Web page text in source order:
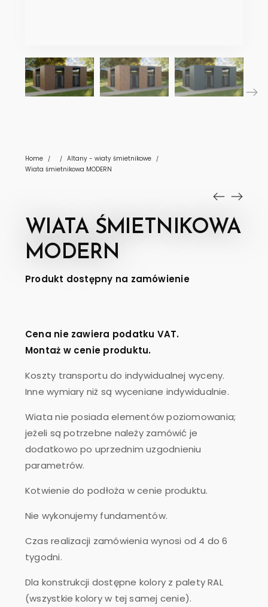
Home / / Altany - wiaty śmietnikowe /
Wiata śmietnikowa MODERN
WIATA ŚMIETNIKOWA
MODERN
Produkt dostępny na zamówienie
Cena nie zawiera podatku VAT.
Montaż w cenie produktu.
Koszty transportu do indywidualnej wyceny.
Inne wymiary niż są wyceniane indywidualnie.
Wiata nie posiada elementów poziomowania;
jeżeli są potrzebne należy zamówić je
dodatkowo po uprzednim uzgodnieniu
parametrów.
Kotwienie do podłoża w cenie produktu.
Nie wykonujemy fundamentów.
Czas realizacji zamówienia wynosi od 4 do 6
tygodni.
Dla konstrukcji dostępne kolory z palety RAL
(wszystkie kolory w tej samej cenie).